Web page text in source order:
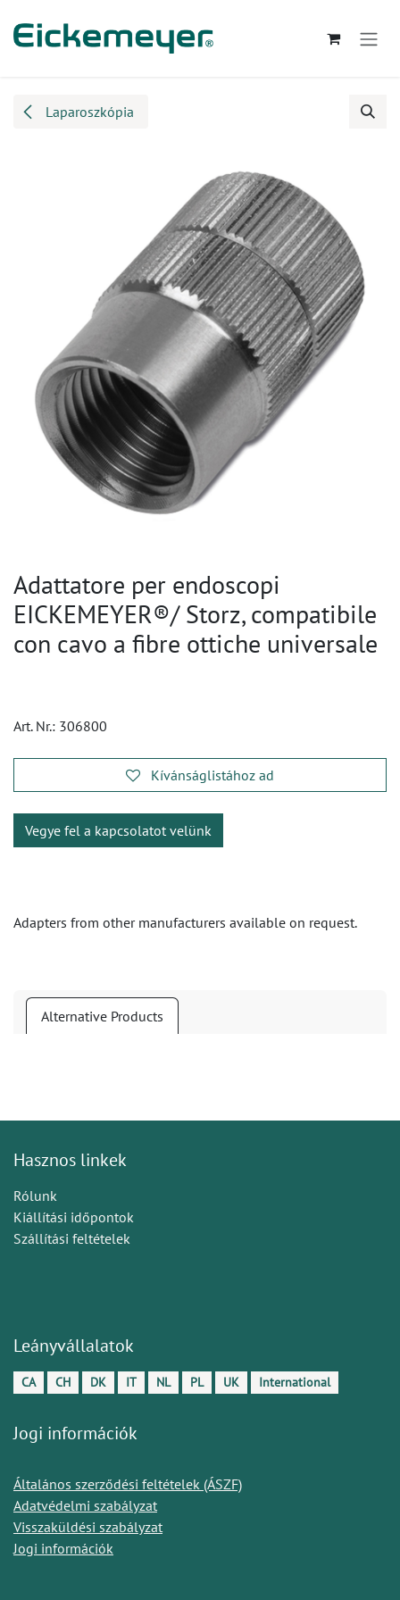
Laparoszkópia
Adattatore per endoscopi
EICKEMEYER®/ Storz, compatibile
con cavo a fibre ottiche universale
Art. Nr.: 306800
Kívánságlistához ad
Vegye fel a kapcsolatot velünk
Adapters from other manufacturers available on request.
Alternative Products
Hasznos linkek
Rólunk
Kiállítási időpontok
Szállítási feltételek
Leányvállalatok
CA CH DK IT NL PL UK International
Jogi információk
Általános szerződési feltételek (ÁSZF)
Adatvédelmi szabályzat
Visszaküldési szabályzat
Jogi információk